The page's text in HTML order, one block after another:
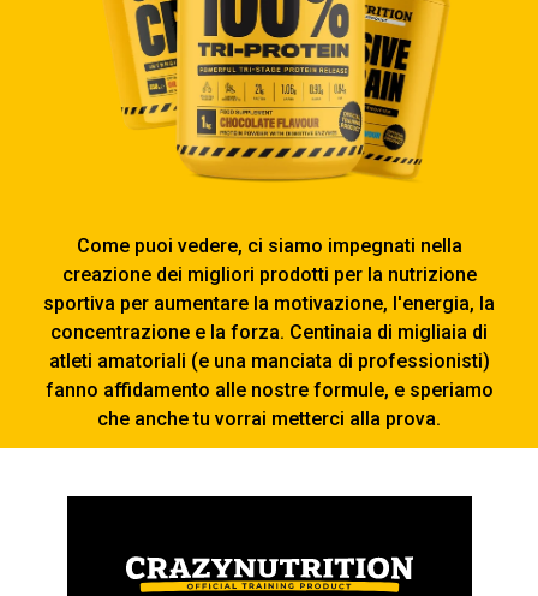
Come puoi vedere, ci siamo impegnati nella
creazione dei migliori prodotti per la nutrizione
sportiva per aumentare la motivazione, l'energia, la
concentrazione e la forza. Centinaia di migliaia di
atleti amatoriali (e una manciata di professionisti)
fanno affidamento alle nostre formule, e speriamo
che anche tu vorrai metterci alla prova.